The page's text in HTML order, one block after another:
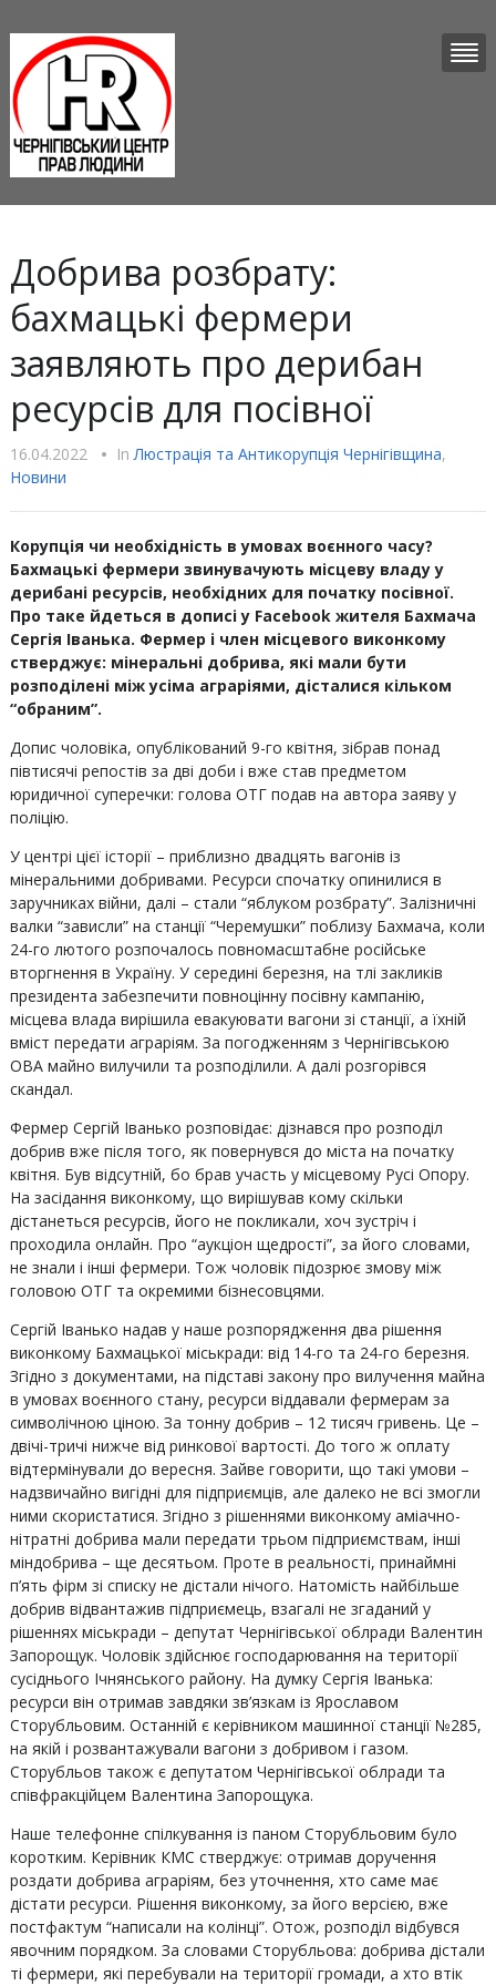
Добрива розбрату:
бахмацькі фермери
заявляють про дерибан
ресурсів для посівної
16.04.2022 • InЛюстрацiя та Антикорупцiя Чернігівщина,
Новини
Корупція чи необхідність в умовах воєнного часу?
Бахмацькі фермери звинувачують місцеву владу у
дерибані ресурсів, необхідних для початку посівної.
Про таке йдеться в дописі у Facebook жителя Бахмача
Сергія Іванька. Фермер і член місцевого виконкому
стверджує: мінеральні добрива, які мали бути
розподілені між усіма аграріями, дісталися кільком
“обраним”.
Допис чоловіка, опублікований 9-го квітня, зібрав понад
півтисячі репостів за дві доби і вже став предметом
юридичної суперечки: голова ОТГ подав на автора заяву у
поліцію.
У центрі цієї історії – приблизно двадцять вагонів із
мінеральними добривами. Ресурси спочатку опинилися в
заручниках війни, далі – стали “яблуком розбрату”. Залізничні
валки “зависли” на станції “Черемушки” поблизу Бахмача, коли
24-го лютого розпочалось повномасштабне російське
вторгнення в Україну. У середині березня, на тлі закликів
президента забезпечити повноцінну посівну кампанію,
місцева влада вирішила евакуювати вагони зі станції, а їхній
вміст передати аграріям. За погодженням з Чернігівською
ОВА майно вилучили та розподілили. А далі розгорівся
скандал.
Фермер Сергій Іванько розповідає: дізнався про розподіл
добрив вже після того, як повернувся до міста на початку
квітня. Був відсутній, бо брав участь у місцевому Русі Опору.
На засідання виконкому, що вирішував кому скільки
дістанеться ресурсів, його не покликали, хоч зустріч і
проходила онлайн. Про “аукціон щедрості”, за його словами,
не знали і інші фермери. Тож чоловік підозрює змову між
головою ОТГ та окремими бізнесовцями.
Сергій Іванько надав у наше розпорядження два рішення
виконкому Бахмацької міськради: від 14-го та 24-го березня.
Згідно з документами, на підставі закону про вилучення майна
в умовах воєнного стану, ресурси віддавали фермерам за
символічною ціною. За тонну добрив – 12 тисяч гривень. Це –
двічі-тричі нижче від ринкової вартості. До того ж оплату
відтермінували до вересня. Зайве говорити, що такі умови –
надзвичайно вигідні для підприємців, але далеко не всі змогли
ними скористатися. Згідно з рішеннями виконкому аміачно-
нітратні добрива мали передати трьом підприємствам, інші
міндобрива – ще десятьом. Проте в реальності, принаймні
п’ять фірм зі списку не дістали нічого. Натомість найбільше
добрив відвантажив підприємець, взагалі не згаданий у
рішеннях міськради – депутат Чернігівської облради Валентин
Запорощук. Чоловік здійснює господарювання на території
сусіднього Ічнянського району. На думку Сергія Іванька:
ресурси він отримав завдяки зв’язкам із Ярославом
Сторубльовим. Останній є керівником машинної станції №285,
на якій і розвантажували вагони з добривом і газом.
Сторубльов також є депутатом Чернігівської облради та
співфракційцем Валентина Запорощука.
Наше телефонне спілкування із паном Сторубльовим було
коротким. Керівник КМС стверджує: отримав доручення
роздати добрива аграріям, без уточнення, хто саме має
дістати ресурси. Рішення виконкому, за його версією, вже
постфактум “написали на колінці”. Отож, розподіл відбувся
явочним порядком. За словами Сторубльова: добрива дістали
ті фермери, які перебували на території громади, а хто втік